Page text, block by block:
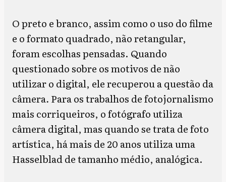
O preto e branco, assim como o uso do filme
e o formato quadrado, não retangular,
foram escolhas pensadas. Quando
questionado sobre os motivos de não
utilizar o digital, ele recuperou a questão da
câmera. Para os trabalhos de fotojornalismo
mais corriqueiros, o fotógrafo utiliza
câmera digital, mas quando se trata de foto
artística, há mais de 20 anos utiliza uma
Hasselblad de tamanho médio, analógica.